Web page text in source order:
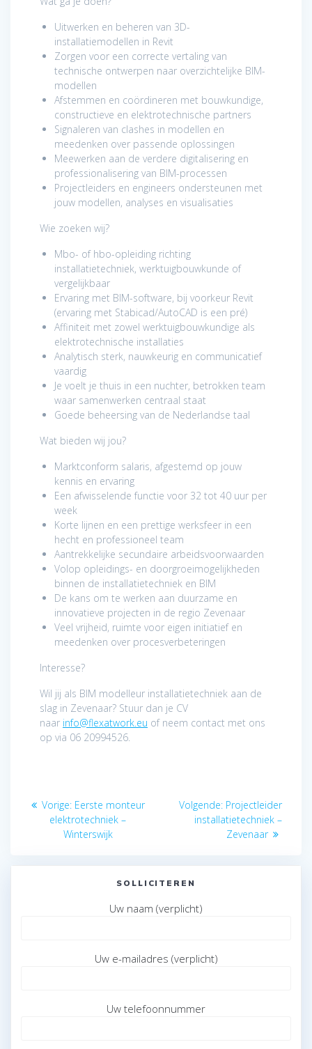
Uitwerken en beheren van 3D-
installatiemodellen in Revit
Zorgen voor een correcte vertaling van
technische ontwerpen naar overzichtelijke BIM-
modellen
Afstemmen en coördineren met bouwkundige,
constructieve en elektrotechnische partners
Signaleren van clashes in modellen en
meedenken over passende oplossingen
Meewerken aan de verdere digitalisering en
professionalisering van BIM-processen
Projectleiders en engineers ondersteunen met
jouw modellen, analyses en visualisaties
Wie zoeken wij?
Mbo- of hbo-opleiding richting
installatietechniek, werktuigbouwkunde of
vergelijkbaar
Ervaring met BIM-software, bij voorkeur Revit
(ervaring met Stabicad/AutoCAD is een pré)
Affiniteit met zowel werktuigbouwkundige als
elektrotechnische installaties
Analytisch sterk, nauwkeurig en communicatief
vaardig
Je voelt je thuis in een nuchter, betrokken team
waar samenwerken centraal staat
Goede beheersing van de Nederlandse taal
Wat bieden wij jou?
Marktconform salaris, afgestemd op jouw
kennis en ervaring
Een afwisselende functie voor 32 tot 40 uur per
week
Korte lijnen en een prettige werksfeer in een
hecht en professioneel team
Aantrekkelijke secundaire arbeidsvoorwaarden
Volop opleidings- en doorgroeimogelijkheden
binnen de installatietechniek en BIM
De kans om te werken aan duurzame en
innovatieve projecten in de regio Zevenaar
Veel vrijheid, ruimte voor eigen initiatief en
meedenken over procesverbeteringen
Interesse?
Wil jij als BIM modelleur installatietechniek aan de
slag in Zevenaar? Stuur dan je CV
naar info@flexatwork.eu of neem contact met ons
op via 06 20994526.
Bericht
navigatie
Vorige: Vorig
bericht:
Eerste monteur
elektrotechniek –
Winterswijk
Volgende: Volgend
bericht:
Projectleider
installatietechniek –
Zevenaar
SOLLICITEREN
Uw naam (verplicht)
Uw e-mailadres (verplicht)
Uw telefoonnummer